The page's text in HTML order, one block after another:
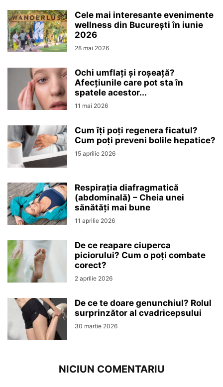
Cele mai interesante evenimente
wellness din București în iunie
2026
28 mai 2026
Ochi umflați și roșeață?
Afecțiunile care pot sta în
spatele acestor...
11 mai 2026
Cum îți poți regenera ficatul?
Cum poți preveni bolile hepatice?
15 aprilie 2026
Respirația diafragmatică
(abdominală) – Cheia unei
sănătăți mai bune
11 aprilie 2026
De ce reapare ciuperca
piciorului? Cum o poți combate
corect?
2 aprilie 2026
De ce te doare genunchiul? Rolul
surprinzător al cvadricepsului
30 martie 2026
NICIUN COMENTARIU